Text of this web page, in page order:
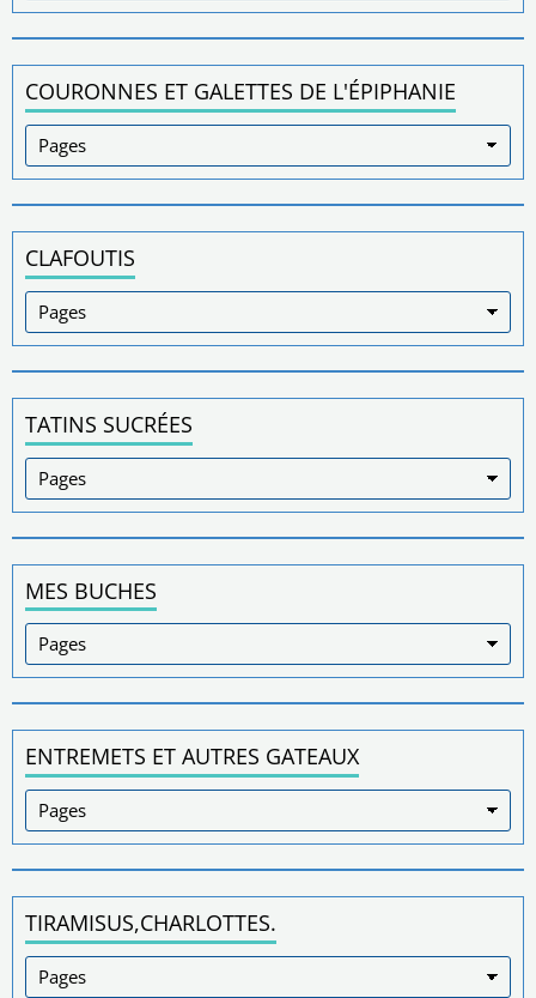
COURONNES ET GALETTES DE L'ÉPIPHANIE
CLAFOUTIS
TATINS SUCRÉES
MES BUCHES
ENTREMETS ET AUTRES GATEAUX
TIRAMISUS,CHARLOTTES.